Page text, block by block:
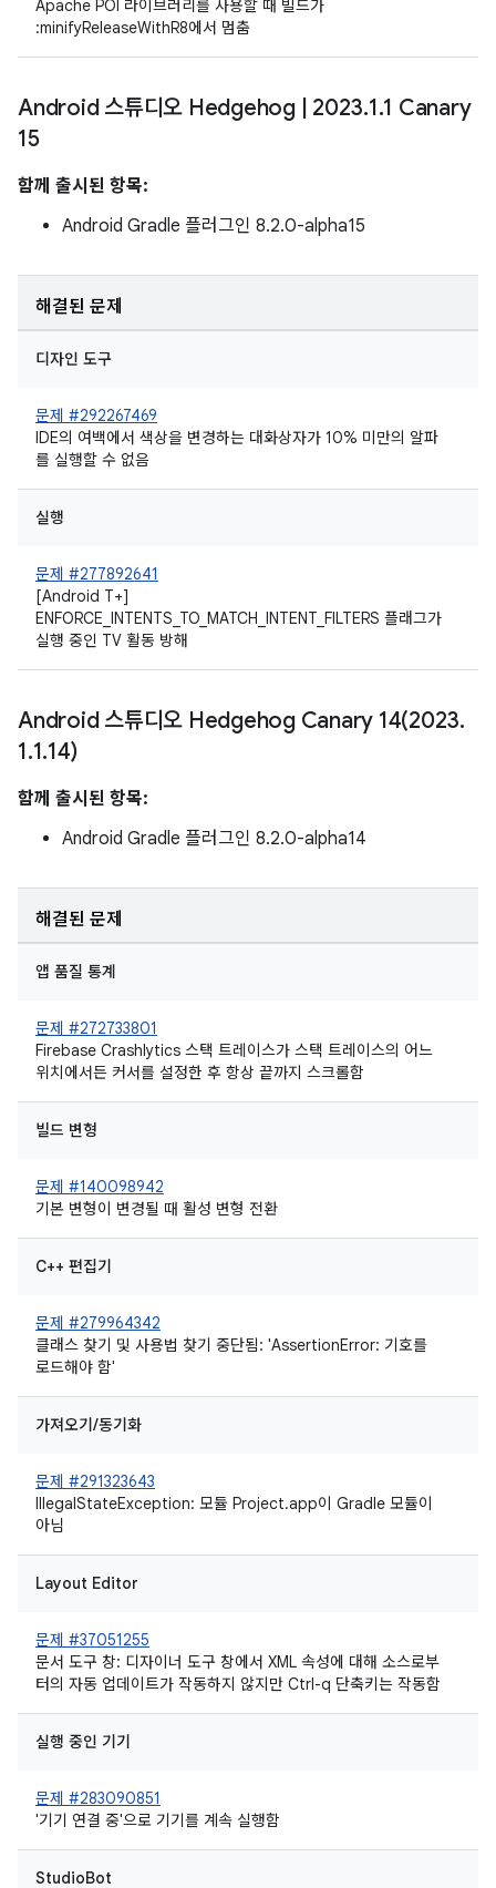
Apache POI 라이브러리를 사용할 때 빌드가
:minifyReleaseWithR8에서 멈춤
Android 스튜디오 Hedgehog 2023.1.1 Canary
15
함께 출시된 항목:
Android Gradle 플러그인 8.2.0-alpha15
해결된 문제
디자인 도구
문제 #292267469
IDE의 여백에서 색상을 변경하는 대화상자가 10% 미만의 알파
를 실행할 수 없음
실행
문제 #277892641
[Android T+]
ENFORCE_INTENTS_TO_MATCH_INTENT_FILTERS 플래그가
실행 중인 TV 활동 방해
Android 스튜디오 Hedgehog Canary 14(2023.
1.1.14)
함께 출시된 항목:
Android Gradle 플러그인 8.2.0-alpha14
해결된 문제
앱 품질 통계
문제 #272733801
Firebase Crashlytics 스택 트레이스가 스택 트레이스의 어느
위치에서든 커서를 설정한 후 항상 끝까지 스크롤함
빌드 변형
문제 #140098942
기본 변형이 변경될 때 활성 변형 전환
C++ 편집기
문제 #279964342
클래스 찾기 및 사용법 찾기 중단됨: 'AssertionError: 기호를
로드해야 함'
가져오기/동기화
문제 #291323643
IllegalStateException: 모듈 Project.app이 Gradle 모듈이
아님
Layout Editor
문제 #37051255
문서 도구 창: 디자이너 도구 창에서 XML 속성에 대해 소스로부
터의 자동 업데이트가 작동하지 않지만 Ctrl-q 단축키는 작동함
실행 중인 기기
문제 #283090851
'기기 연결 중'으로 기기를 계속 실행함
StudioBot